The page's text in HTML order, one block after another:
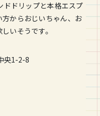
ドドリップと本格エスプ
からおじいちゃん、お
いそうです。
央1-2-8